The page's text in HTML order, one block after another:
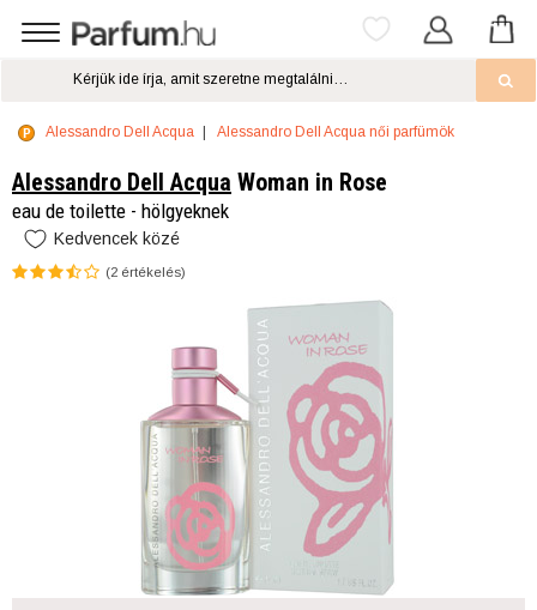
Alessandro Dell Acqua Alessandro Dell Acqua női parfümök
Alessandro Dell Acqua Woman in Rose
eau de toilette - hölgyeknek
Kedvencek közé
(2 értékelés)